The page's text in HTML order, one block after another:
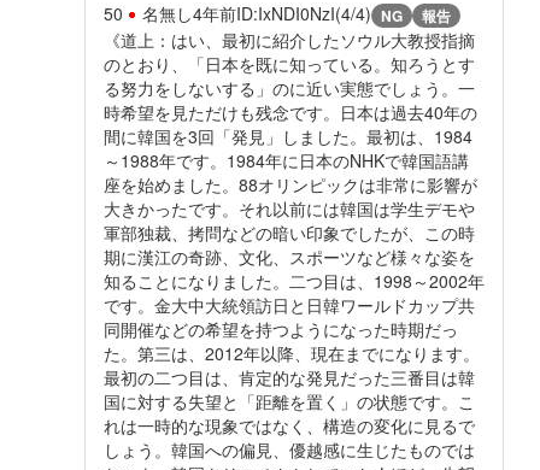
50 名無し4年前ID:IxNDI0NzI(4/4) NG 報告
《道上：はい、最初に紹介したソウル大教授指摘
のとおり、「日本を既に知っている。知ろうとす
る努力をしないする」のに近い実態でしょう。一
時希望を見ただけも残念です。日本は過去40年の
間に韓国を3回「発見」しました。最初は、1984
～1988年です。1984年に日本のNHKで韓国語講
座を始めました。88オリンピックは非常に影響が
大きかったです。それ以前には韓国は学生デモや
軍部独裁、拷問などの暗い印象でしたが、この時
期に漢江の奇跡、文化、スポーツなど様々な姿を
知ることになりました。二つ目は、1998～2002年
です。金大中大統領訪日と日韓ワールドカップ共
同開催などの希望を持つようになった時期だっ
た。第三は、2012年以降、現在までになります。
最初の二つ目は、肯定的な発見だった三番目は韓
国に対する失望と「距離を置く」の状態です。こ
れは一時的な現象ではなく、構造の変化に見るで
しょう。韓国への偏見、優越感に生じたものでは